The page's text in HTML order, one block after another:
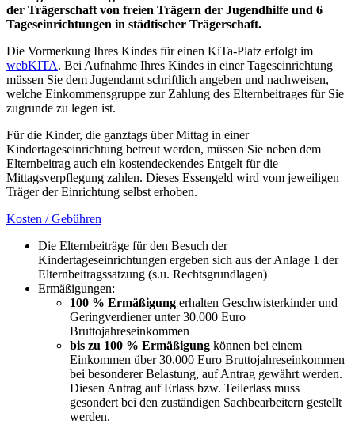
der Trägerschaft von freien Trägern der Jugendhilfe und 6
Tageseinrichtungen in städtischer Trägerschaft.
Die Vormerkung Ihres Kindes für einen KiTa-Platz erfolgt im
webKITA. Bei Aufnahme Ihres Kindes in einer Tageseinrichtung
müssen Sie dem Jugendamt schriftlich angeben und nachweisen,
welche Einkommensgruppe zur Zahlung des Elternbeitrages für Sie
zugrunde zu legen ist.
Für die Kinder, die ganztags über Mittag in einer
Kindertageseinrichtung betreut werden, müssen Sie neben dem
Elternbeitrag auch ein kostendeckendes Entgelt für die
Mittagsverpflegung zahlen. Dieses Essengeld wird vom jeweiligen
Träger der Einrichtung selbst erhoben.
Kosten / Gebühren
Die Elternbeiträge für den Besuch der
Kindertageseinrichtungen ergeben sich aus der Anlage 1 der
Elternbeitragssatzung (s.u. Rechtsgrundlagen)
Ermäßigungen:
100 % Ermäßigung erhalten Geschwisterkinder und
Geringverdiener unter 30.000 Euro
Bruttojahreseinkommen
bis zu 100 % Ermäßigung können bei einem
Einkommen über 30.000 Euro Bruttojahreseinkommen
bei besonderer Belastung, auf Antrag gewährt werden.
Diesen Antrag auf Erlass bzw. Teilerlass muss
gesondert bei den zuständigen Sachbearbeitern gestellt
werden.